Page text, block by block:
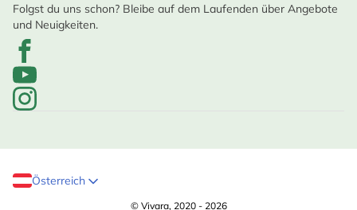
Folgst du uns schon? Bleibe auf dem Laufenden über Angebote
und Neuigkeiten.
Österreich
© Vivara, 2020 - 2026